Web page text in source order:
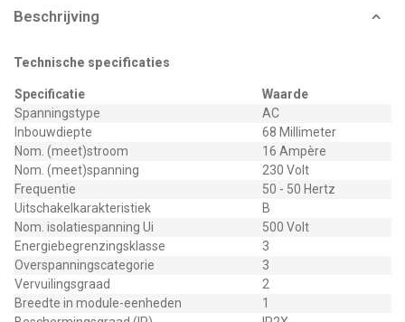
Beschrijving
Technische specificaties
Specificatie
Waarde
Spanningstype
AC
Inbouwdiepte
68 Millimeter
Nom. (meet)stroom
16 Ampère
Nom. (meet)spanning
230 Volt
Frequentie
50 - 50 Hertz
Uitschakelkarakteristiek
B
Nom. isolatiespanning Ui
500 Volt
Energiebegrenzingsklasse
3
Overspanningscategorie
3
Vervuilingsgraad
2
Breedte in module-eenheden
1